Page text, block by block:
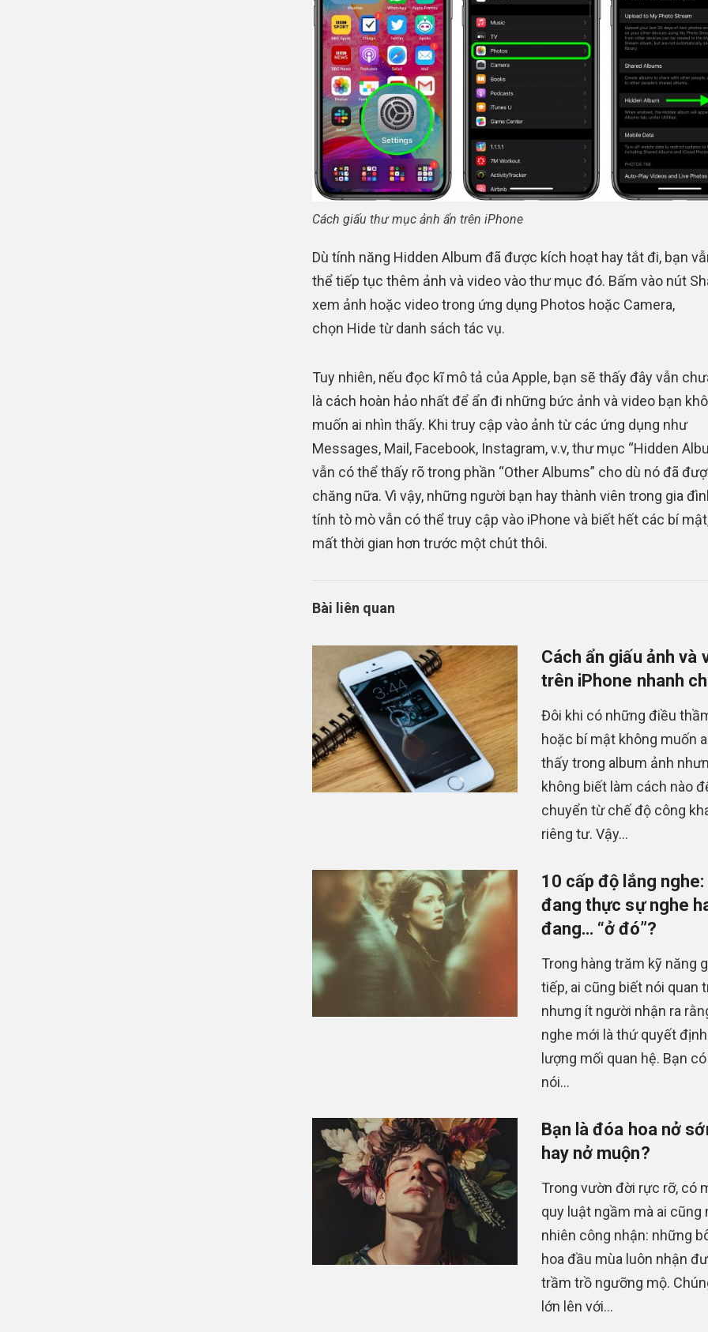
Cách giấu thư mục ảnh ẩn trên iPhone
Dù tính năng Hidden Album đã được kích hoạt hay tắt đi, bạn
thể tiếp tục thêm ảnh và video vào thư mục đó. Bấm vào nút
xem ảnh hoặc video trong ứng dụng Photos hoặc Camera,
chọn Hide từ danh sách tác vụ.
Tuy nhiên, nếu đọc kĩ mô tả của Apple, bạn sẽ thấy đây vẫn
là cách hoàn hảo nhất để ẩn đi những bức ảnh và video bạn
muốn ai nhìn thấy. Khi truy cập vào ảnh từ các ứng dụng như
Messages, Mail, Facebook, Instagram, v.v, thư mục “Hidden
vẫn có thể thấy rõ trong phần “Other Albums” cho dù nó đã
chăng nữa. Vì vậy, những người bạn hay thành viên trong gia
tính tò mò vẫn có thể truy cập vào iPhone và biết hết các bí
mất thời gian hơn trước một chút thôi.
Bài liên quan
Cách ẩn giấu ảnh và
trên iPhone nhanh
Đôi khi có những điều
hoặc bí mật không muốn
thấy trong album ảnh
không biết làm cách nào
chuyển từ chế độ công
riêng tư. Vậy...
10 cấp độ lắng nghe:
đang thực sự nghe
đang… “ở đó”?
Trong hàng trăm kỹ năng
tiếp, ai cũng biết nói quan
nhưng ít người nhận ra
nghe mới là thứ quyết
lượng mối quan hệ. Bạn
nói...
Bạn là đóa hoa nở
hay nở muộn?
Trong vườn đời rực rỡ, có
quy luật ngầm mà ai cũng
nhiên công nhận: những
hoa đầu mùa luôn nhận
trầm trồ ngưỡng mộ.
lớn lên với...